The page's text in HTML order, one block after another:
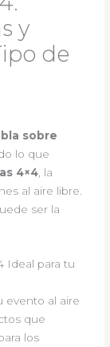
y
de
sobre
lo que
4×4, la
al aire libre.
ser la
Ideal para tu
evento al aire
que
los